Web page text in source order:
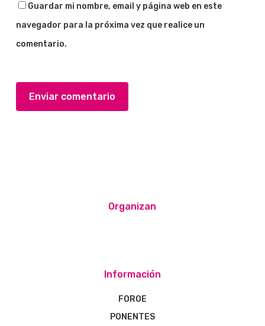
Guardar mi nombre, email y página web en este
navegador para la próxima vez que realice un
comentario.
Organizan
Información
FOROE
PONENTES